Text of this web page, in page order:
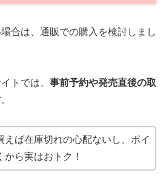
合は、通販での購入を検討しまし
トでは、 事前予約や発売直後の取
。
えば在庫切れの心配ないし、ポイ
から実はおトク！